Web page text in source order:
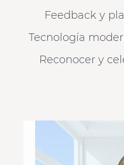
Feedback y
Tecnología
Reconocer y